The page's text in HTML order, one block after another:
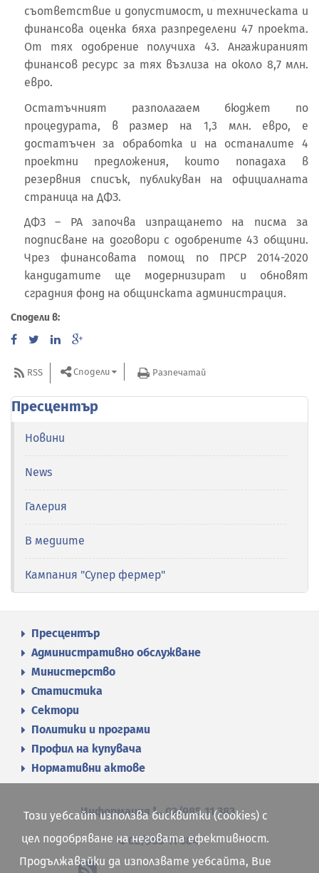
съответствие и допустимост, и техническата и
финансова оценка бяха разпределени 47 проекта.
От тях одобрение получиха 43. Ангажираният
финансов ресурс за тях възлиза на около 8,7 млн.
евро.
Остатъчният разполагаем бюджет по
процедурата, в размер на 1,3 млн. евро, е
достатъчен за обработка и на останалите 4
проектни предложения, които попадаха в
резервния списък, публикуван на официалната
страница на ДФЗ.
ДФЗ – РА започва изпращането на писма за
подписване на договори с одобрените 43 общини.
Чрез финансовата помощ по ПРСР 2014-2020
кандидатите ще модернизират и обновят
сградния фонд на общинската администрация.
Сподели в:
RSS Сподели Разпечатай
Пресцентър
Новини
News
Галерия
В медиите
Кампания "Супер фермер"
Пресцентър
Административно обслужване
Министерство
Статистика
Сектори
Политики и програми
Профил на купувача
Нормативни актове
Информация 02/985 11 383
02/985 11 384
Този уебсайт използва бисквитки (cookies) с
цел подобряване на неговата ефективност.
Продължавайки да използвате уебсайта, Вие